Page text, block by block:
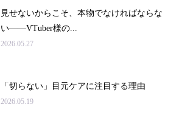
見せないからこそ、本物でなければならな
い――VTuber様の...
2026.05.27
「切らない」目元ケアに注目する理由
2026.05.19